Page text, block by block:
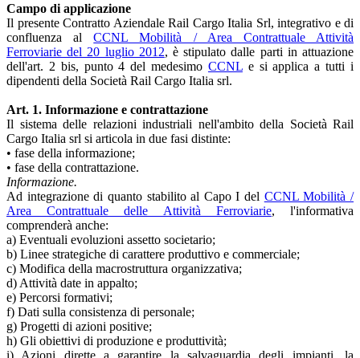
Campo di applicazione
Il presente Contratto Aziendale Rail Cargo Italia Srl, integrativo e di
confluenza alCCNL Mobilità / Area Contrattuale Attività
Ferroviarie del 20 luglio 2012, è stipulato dalle parti in attuazione
dell'art. 2 bis, punto 4 del medesimo CCNLe si applica a tutti i
dipendenti della Società Rail Cargo Italia srl.
Art. 1. Informazione e contrattazione
Il sistema delle relazioni industriali nell'ambito della Società Rail
Cargo Italia srl si articola in due fasi distinte:
• fase della informazione;
• fase della contrattazione.
Informazione.
Ad integrazione di quanto stabilito al Capo I del CCNL Mobilità /
Area Contrattuale delle Attività Ferroviarie, l'informativa
comprenderà anche:
a) Eventuali evoluzioni assetto societario;
b) Linee strategiche di carattere produttivo e commerciale;
c) Modifica della macrostruttura organizzativa;
d) Attività date in appalto;
e) Percorsi formativi;
f) Dati sulla consistenza di personale;
g) Progetti di azioni positive;
h) Gli obiettivi di produzione e produttività;
i) Azioni dirette a garantire la salvaguardia degli impianti, la